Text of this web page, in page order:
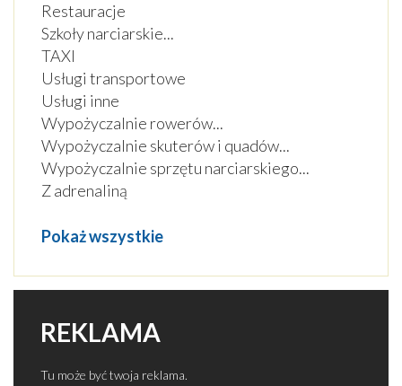
Restauracje
Szkoły narciarskie...
TAXI
Usługi transportowe
Usługi inne
Wypożyczalnie rowerów...
Wypożyczalnie skuterów i quadów...
Wypożyczalnie sprzętu narciarskiego...
Z adrenaliną
Pokaż wszystkie
REKLAMA
Tu może być twoja reklama.